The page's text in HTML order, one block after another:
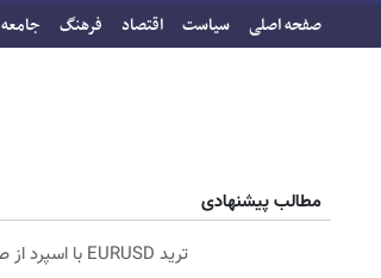
صفحه اصلی سیاست اقتصاد فرهنگ جامعه
مطالب پیشنهادی
ترید EURUSD با اسپرد از صفر پیپ